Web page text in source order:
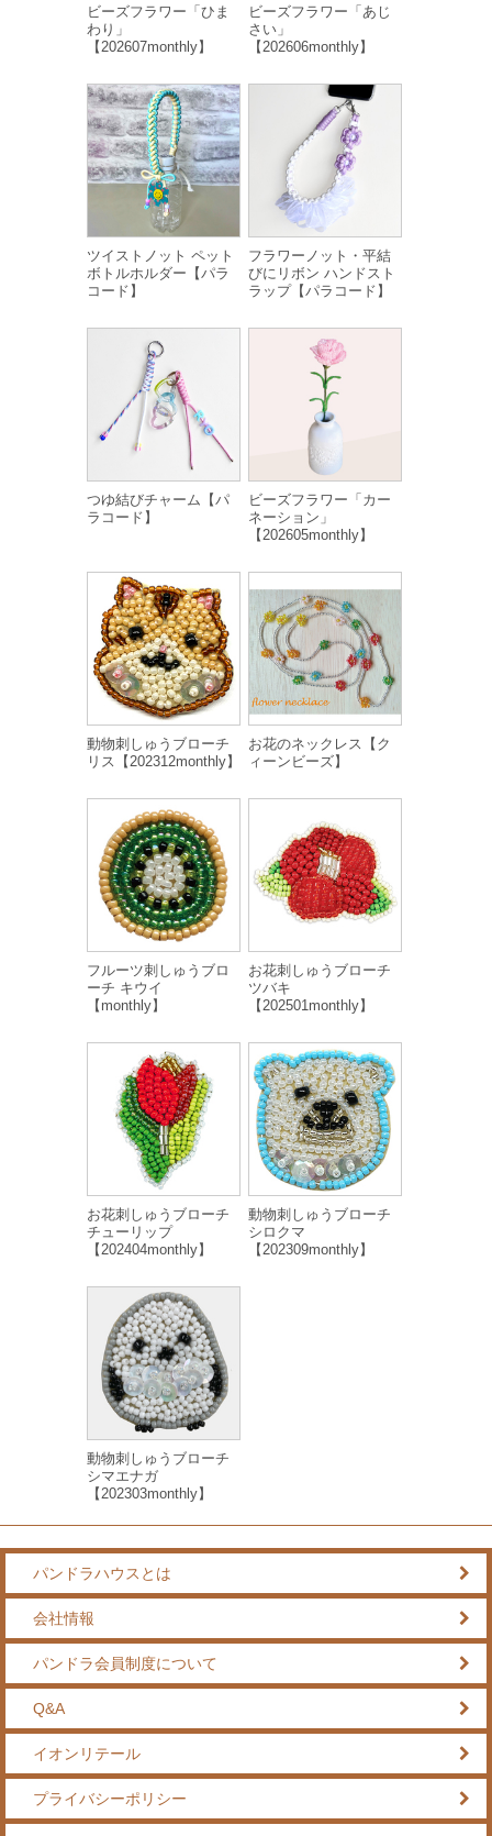
ビーズフラワー「ひま
わり」
【202607monthly】
ビーズフラワー「あじ
さい」
【202606monthly】
ツイストノット ペット
ボトルホルダー【パラ
コード】
フラワーノット・平結
びにリボン ハンドスト
ラップ【パラコード】
つゆ結びチャーム【パ
ラコード】
ビーズフラワー「カー
ネーション」
【202605monthly】
動物刺しゅうブローチ
リス【202312monthly】
お花のネックレス【ク
ィーンビーズ】
フルーツ刺しゅうブロ
ーチ キウイ
【monthly】
お花刺しゅうブローチ
ツバキ
【202501monthly】
お花刺しゅうブローチ
チューリップ
【202404monthly】
動物刺しゅうブローチ
シロクマ
【202309monthly】
動物刺しゅうブローチ
シマエナガ
【202303monthly】
パンドラハウスとは
会社情報
パンドラ会員制度について
Q&A
イオンリテール
プライバシーポリシー